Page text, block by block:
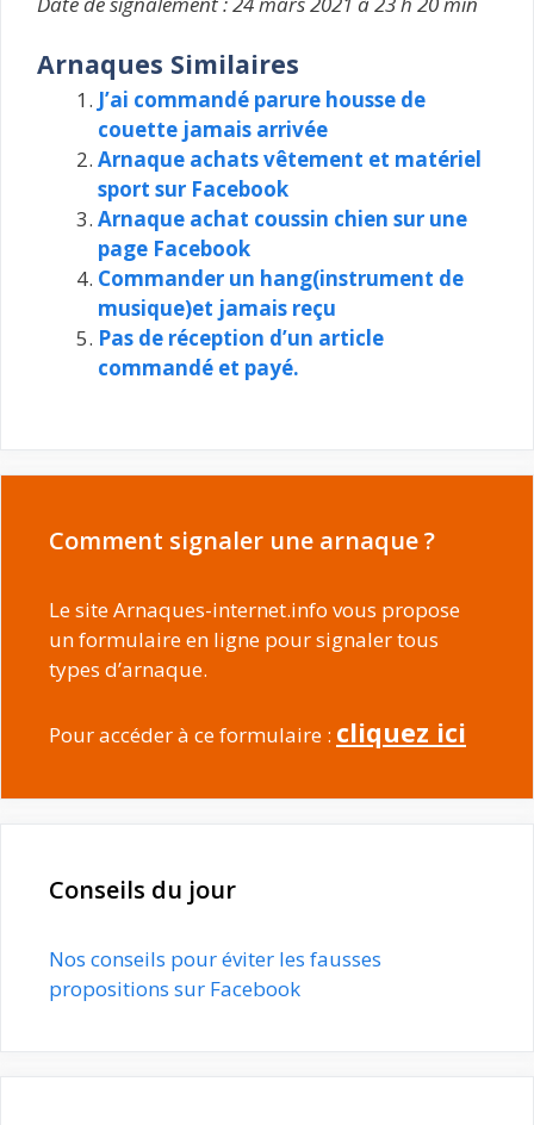
Arnaques Similaires
J’ai commandé parure housse de
couette jamais arrivée
Arnaque achats vêtement et matériel
sport sur Facebook
Arnaque achat coussin chien sur une
page Facebook
Commander un hang(instrument de
musique)et jamais reçu
Pas de réception d’un article
commandé et payé.
Comment signaler une arnaque ?
Le site Arnaques-internet.info vous propose
un formulaire en ligne pour signaler tous
types d’arnaque.
Pour accéder à ce formulaire : cliquez ici
Conseils du jour
Nos conseils pour éviter les fausses
propositions sur Facebook